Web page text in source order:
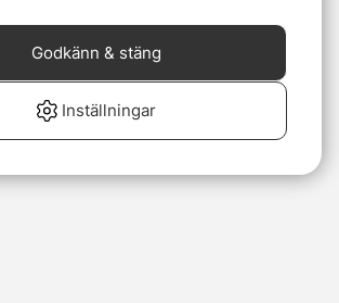
Inställningar
Godkänn & stäng